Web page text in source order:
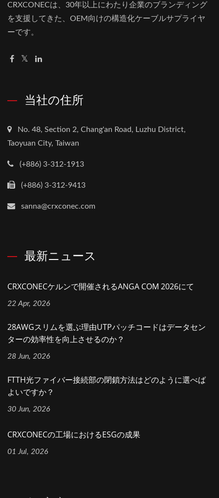
CRXCONECは、30年以上にわたり企業のブランディング
を支援してきた、OEM向けの構造化ケーブルサプライヤ
ーです。
当社の住所
No. 48, Section 2, Chang'an Road, Luzhu District,
Taoyuan City, Taiwan
(+886) 3-312-1913
(+886) 3-312-9413
sanna@crxconec.com
最新ニュース
CRXCONECケルンで開催されるANGA COM 2026にて
22 Apr, 2026
28AWGスリムを選ぶ理由UTPパッチコードはデータセン
ターの効率性を向上させるのか？
28 Jun, 2026
FTTH光ファイバー接続部の閉鎖方法はどのように選べば
よいですか？
30 Jun, 2026
CRXCONECの工場におけるESGの成果
01 Jul, 2026